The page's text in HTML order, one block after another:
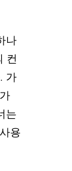
나
컨
가
는
용